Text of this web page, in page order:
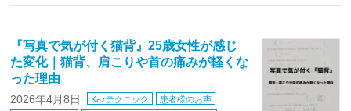
『写真で気が付く猫背』25歳女性が感じ
た変化｜猫背、肩こりや首の痛みが軽くな
った理由
2026年4月8日 Kazテクニック
患者様のお声